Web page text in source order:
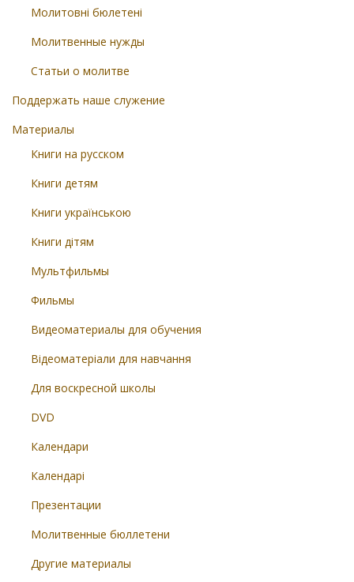
Молитовні бюлетені
Молитвенные нужды
Статьи о молитве
Поддержать наше служение
Материалы
Книги на русском
Книги детям
Книги українською
Книги дітям
Мультфильмы
Фильмы
Видеоматериалы для обучения
Відеоматеріали для навчання
Для воскресной школы
DVD
Календари
Календарі
Презентации
Молитвенные бюллетени
Другие материалы